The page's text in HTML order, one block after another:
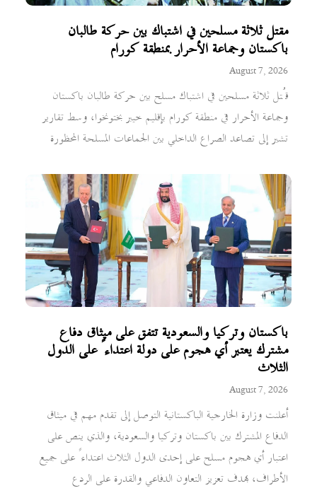
مقتل ثلاثة مسلحين في اشتباك بين حركة طالبان
باكستان وجماعة الأحرار بمنطقة كورام
August 7, 2026
قُتل ثلاثة مسلحين في اشتباك مسلح بين حركة طالبان باكستان
وجماعة الأحرار في منطقة كورام بإقليم خيبر بختونخوا، وسط تقارير
تشير إلى تصاعد الصراع الداخلي بين الجماعات المسلحة المحظورة
باكستان وتركيا والسعودية تتفق على ميثاق دفاع
مشترك يعتبر أي هجوم على دولة اعتداءً على الدول
الثلاث
August 7, 2026
أعلنت وزارة الخارجية الباكستانية التوصل إلى تقدم مهم في ميثاق
الدفاع المشترك بين باكستان وتركيا والسعودية، والذي ينص على
اعتبار أي هجوم مسلح على إحدى الدول الثلاث اعتداءً على جميع
الأطراف، بهدف تعزيز التعاون الدفاعي والقدرة على الردع